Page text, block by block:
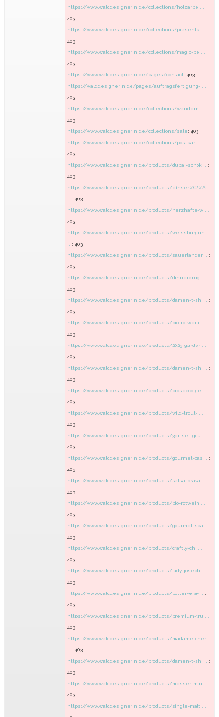
https://www.walddesignerin.de/collections/holzarbe ... :
403
https://www.walddesignerin.de/collections/prasentk ... :
403
https://www.walddesignerin.de/collections/magic-pe ... :
403
https://www.walddesignerin.de/pages/contact: 403
https://walddesignerin.de/pages/auftragsfertigung- ... :
403
https://www.walddesignerin.de/collections/wandern- ... :
403
https://www.walddesignerin.de/collections/sale: 403
https://www.walddesignerin.de/collections/postkart ... :
403
https://www.walddesignerin.de/products/dubai-schok ... :
403
https://www.walddesignerin.de/products/e1nser%C2%A
: 403
https://www.walddesignerin.de/products/herzhafte-w ... :
403
https://www.walddesignerin.de/products/weissburgun
: 403
https://www.walddesignerin.de/products/sauerlander ... :
403
https://www.walddesignerin.de/products/dinnerdrug- ... :
403
https://www.walddesignerin.de/products/damen-t-shi ... :
403
https://www.walddesignerin.de/products/bio-rotwein ... :
403
https://www.walddesignerin.de/products/2023-garder ... :
403
https://www.walddesignerin.de/products/damen-t-shi ... :
403
https://www.walddesignerin.de/products/prosecco-ge ... :
403
https://www.walddesignerin.de/products/wild-trout- ... :
403
https://www.walddesignerin.de/products/3er-set-gou ... :
403
https://www.walddesignerin.de/products/gourmet-cas ... :
403
https://www.walddesignerin.de/products/salsa-brava ... :
403
https://www.walddesignerin.de/products/bio-rotwein ... :
403
https://www.walddesignerin.de/products/gourmet-spa ... :
403
https://www.walddesignerin.de/products/craftly-chi ... :
403
https://www.walddesignerin.de/products/lady-joseph ... :
403
https://www.walddesignerin.de/products/botter-era- ... :
403
https://www.walddesignerin.de/products/premium-tru ... :
403
https://www.walddesignerin.de/products/madame-cher
: 403
https://www.walddesignerin.de/products/damen-t-shi ... :
403
https://www.walddesignerin.de/products/messer-mini ... :
403
https://www.walddesignerin.de/products/single-malt ... :